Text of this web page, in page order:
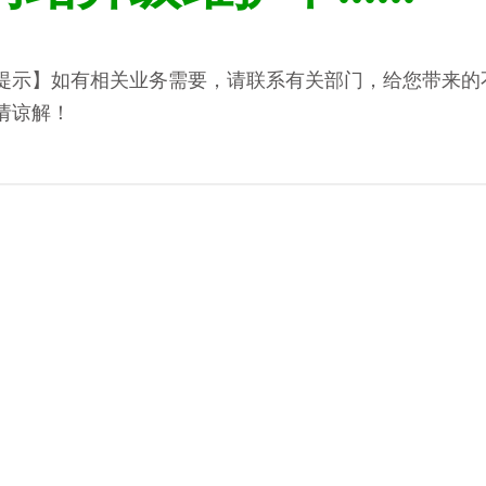
示】如有相关业务需要，请联系有关部门，给您带来的
谅解！